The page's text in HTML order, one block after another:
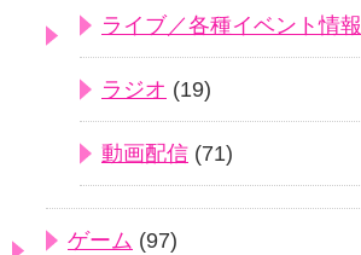
ライブ／各種イベント情報
ラジオ (19)
動画配信 (71)
ゲーム (97)